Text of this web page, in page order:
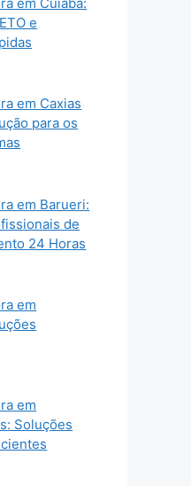
e
em Caxias
para os
em Barueri:
de
24 Horas
em
em
Soluções